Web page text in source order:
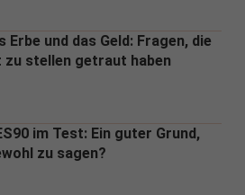
Erbe und das Geld: Fragen, die
zu stellen getraut haben
im Test: Ein guter Grund,
zu sagen?